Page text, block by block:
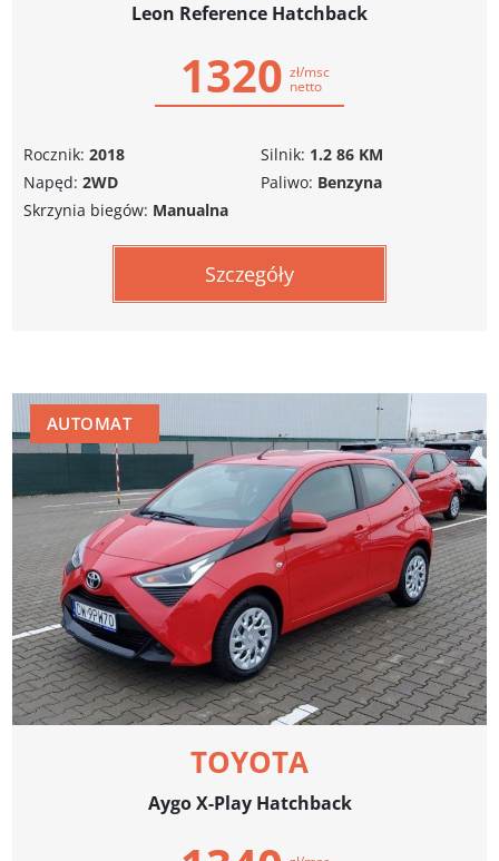
Leon Reference Hatchback
1320 zł/msc
netto
Rocznik: 2018
Napęd: 2WD
Silnik: 1.2 86 KM
Paliwo: Benzyna
Skrzynia biegów: Manualna
Szczegóły
AUTOMAT
TOYOTA
Aygo X-Play Hatchback